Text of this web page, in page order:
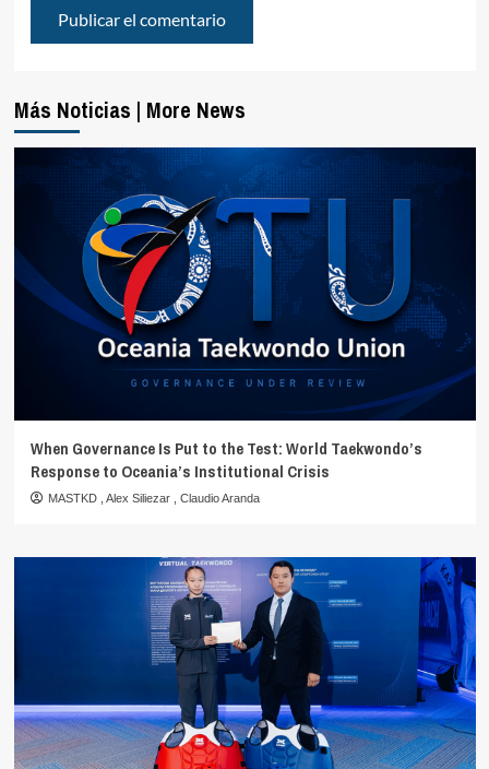
Más Noticias | More News
When Governance Is Put to the Test: World Taekwondo’s
Response to Oceania’s Institutional Crisis
MASTKD Alex Siliezar Claudio Aranda